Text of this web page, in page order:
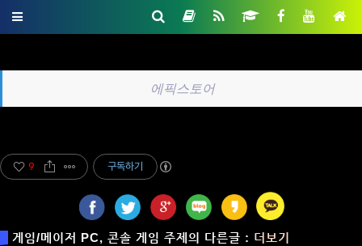
에픽스토어
9 구독하기
게임/메이저 PC, 콘솔 게임 주제의 다른글 : 더보기